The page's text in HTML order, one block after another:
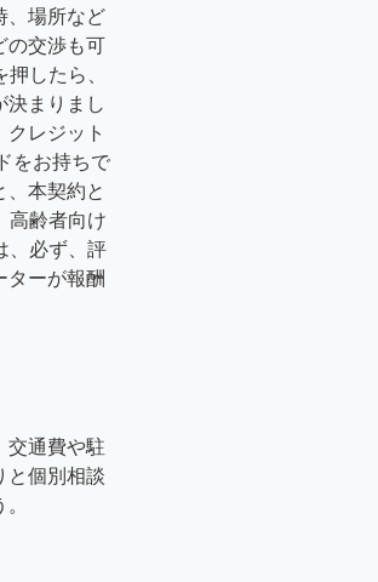
、場所など
の交渉も可
したら、
決まりまし
レジット
をお持ちで
、本契約と
高齢者向け
、必ず、評
ターが報酬
交通費や駐
と個別相談